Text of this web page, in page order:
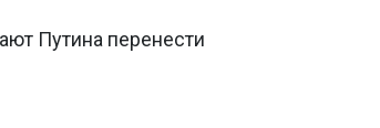
Путина перенести